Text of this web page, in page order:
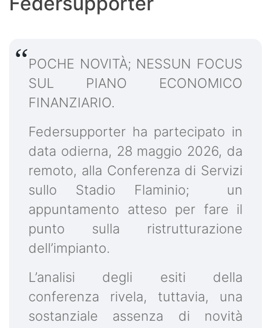
POCHE NOVITÀ; NESSUN FOCUS
SUL PIANO ECONOMICO
FINANZIARIO.
Federsupporter ha partecipato in
data odierna, 28 maggio 2026, da
remoto, alla Conferenza di Servizi
sullo Stadio Flaminio; un
appuntamento atteso per fare il
punto sulla ristrutturazione
dell’impianto.
L’analisi degli esiti della
conferenza rivela, tuttavia, una
sostanziale assenza di novità